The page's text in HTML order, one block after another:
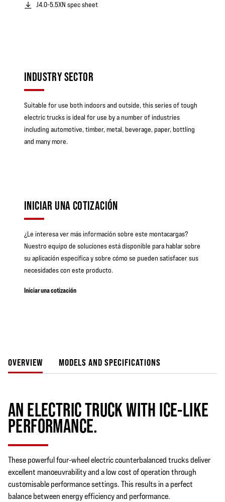
J4.0-5.5XN spec sheet
INDUSTRY SECTOR
Suitable for use both indoors and outside, this series of tough
electric trucks is ideal for use by a number of industries
including automotive, timber, metal, beverage, paper, bottling
and many more.
INICIAR UNA COTIZACIÓN
¿Le interesa ver más información sobre este montacargas?
Nuestro equipo de soluciones está disponible para hablar sobre
su aplicación específica y sobre cómo se pueden satisfacer sus
necesidades con este producto.
Iniciar una cotización
OVERVIEW MODELS AND SPECIFICATIONS
AN ELECTRIC TRUCK WITH ICE-LIKE
PERFORMANCE.
These powerful four-wheel electric counterbalanced trucks deliver
excellent manoeuvrability and a low cost of operation through
customisable performance settings. This results in a perfect
balance between energy efficiency and performance.